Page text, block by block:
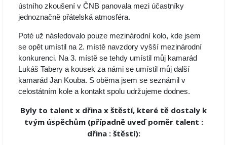
ústního zkoušení v ČNB panovala mezi účastníky
jednoznačně přátelská atmosféra.
Poté už následovalo pouze mezinárodní kolo, kde jsem
se opět umístil na 2. místě navzdory vyšší mezinárodní
konkurenci. Na 3. místě se tehdy umístil můj kamarád
Lukáš Tabery a kousek za námi se umístil můj další
kamarád Jan Kouba. S oběma jsem se seznámil v
celostátním kole a kontakt spolu udržujeme dodnes.
Byly to talent x dřina x štěstí, které tě dostaly k
tvým úspěchům (případně uveď poměr talent :
dřina : štěstí):